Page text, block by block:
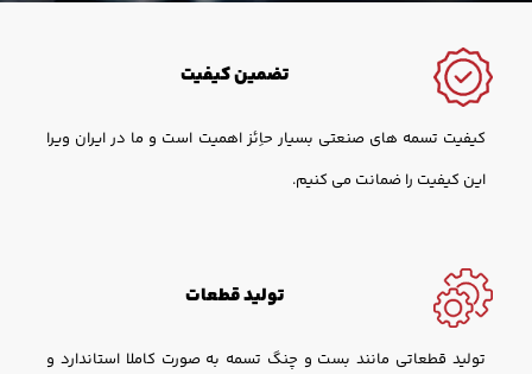
تضمین کیفیت
کیفیت تسمه های صنعتی بسیار حاِئز اهمیت است و ما در ایران ویرا
این کیفیت را ضمانت می کنیم.
تولید قطعات
تولید قطعاتی مانند بست و چنگ تسمه به صورت کاملا استاندارد و